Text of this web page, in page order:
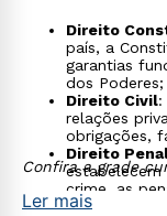
Direito
país, a
garantias
dos Poderes;
Direito Civil:
relações
obrigações,
Direito
estabelecem
crime, as
Direito
Confira a grade
Ler mais